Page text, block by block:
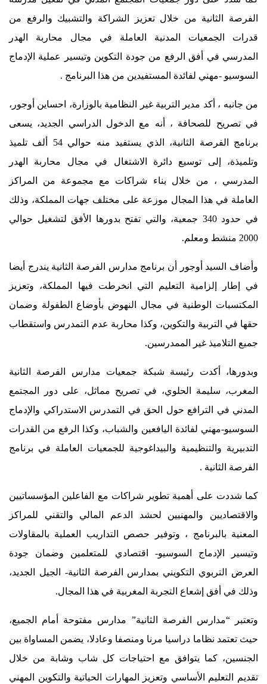
الفرصة الثانية من خلال تعزيز الشراكة والتشبيك والرفع من
قدرات الجمعيات المدنية العاملة في مجال محاربة الهدر
المدرسي في أفق الرفع من جودة التكوين وتيسير عملية الإدماج
السوسيو -مهني لفائدة المستفيدين من هذا البرنامج .
من جانبه ، أكد مدير التربية غير النظامية بالوزارة، احساين أوجور،
في تصريح للصحافة ، أنه مع الدخول الدراسي الجديد، يسعى
برنامج الفرصة الثانية، الذي يستفيد منه حوالي 54 ألف تلميذ
وتلميذة، إلى توسيع دائرة الاشتغال في مجال محاربة الهدر
المدرسي ، من خلال بناء شراكات مع مجموعة من المراكز
العاملة في هذا المجال موزعة على مختلف جهات المملكة، وذلك
في حدود 340 جمعية، والتي تفتح بدورها الأفق لتشغيل حوالي
2000 منشط ومعلم.
وأضاف السيد أوجور أن برنامج مدارس الفرصة الثانية يندرج أيضا
في إطار إلزامية التعليم التي انخرطت فيها المملكة، وتعزيز
المكتسبات الوطنية في مجال النهوض بأوضاع الطفولة وضمان
حقها في التربية والتكوين، وكذا محاربة عدم التمدرس واستقطاب
جميع التلاميذ غير الممدرسين.
وبدورها، أكدت رئيسة شبكة جمعيات مدارس الفرصة الثانية
المغرب، سليمة الحلوي، في تصريح مماثل، على دور المجتمع
المدني في الترافع حول الحق في التمدرس الاستدراكي والإدماج
السوسيو-مهني لفائدة اليافعين والشباب، وكذا الرفع من القدرات
التدبيرية والتنظيمية والبيداغوجية للجمعيات العاملة في برنامج
الفرصة الثانية .
كما شددت على أهمية تطوير شراكات مع الفاعلين المؤسساتيين
والاقتصاديين والمهنيين لحشد الدعم المالي والتقني للمراكز
المعنية بالبرنامج ، وتوفير حصص التداريب العملية بالمقاولات
وتيسير الإدماج السوسيو- اقتصادي للمتعلمين وضمان جودة
العرض التربوي التكويني بمدارس الفرصة الثانية- الجيل الجديد،
وذلك في أفق إشعاع التجربة المغربية في هذا المجال.
وتعتبر “مدارس الفرصة الثانية” مدارس مفتوحة أمام الجميع،
حيث تعتمد نظاما دراسيا مرنا ومنصفا وعادلا، يضمن المساواة بين
الجنسين، كما يتوافق مع احتياجات كل شاب وشابة من خلال
تقديم التعليم الأساسي وتعزيز المهارات الحياتية والتكوين المهني